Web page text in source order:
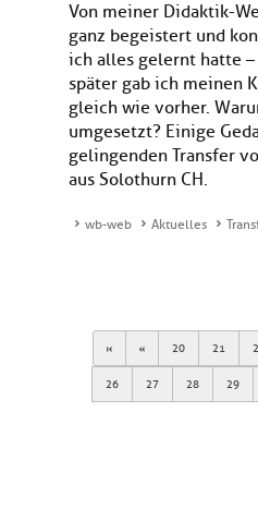
Von meiner Didaktik-
ganz begeistert und
ich alles gelernt hatte
später gab ich meinen
gleich wie vorher.
umgesetzt? Einige
gelingenden Transfer
aus Solothurn CH.
wb-web Aktuelles
First Previous
20 21
26 27 28 29